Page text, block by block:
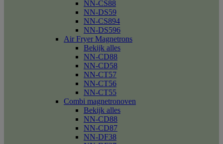
NN-CS88
NN-DS59
NN-CS894
NN-DS596
Air Fryer Magnetrons
Bekijk alles
NN-CD88
NN-CD58
NN-CT57
NN-CT56
NN-CT55
Combi magnetronoven
Bekijk alles
NN-CD88
NN-CD87
NN-DF38